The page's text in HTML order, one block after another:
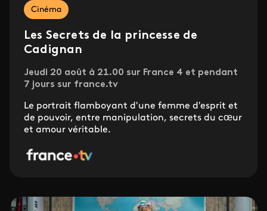
Cinéma
Les Secrets de la princesse de
Cadignan
Jeudi 20 août à 21.00 sur France 4 et pendant
7 jours sur france.tv
Le portrait flamboyant d'une femme d'esprit et
de pouvoir, entre manipulation, secrets du cœur
et amour véritable.